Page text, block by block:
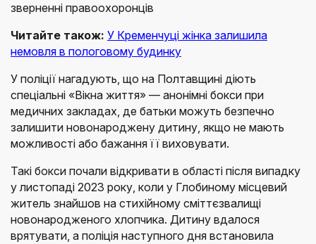
зверненні правоохоронців
Читайте також: У Кременчуці жінка залишила
немовля в пологовому будинку
У поліції нагадують, що на Полтавщині діють
спеціальні «Вікна життя» — анонімні бокси при
медичних закладах, де батьки можуть безпечно
залишити новонароджену дитину, якщо не мають
можливості або бажання її виховувати.
Такі бокси почали відкривати в області після випадку
у листопаді 2023 року, коли у Глобиному місцевий
житель знайшов на стихійному сміттєзвалищі
новонародженого хлопчика. Дитину вдалося
врятувати, а поліція наступного дня встановила